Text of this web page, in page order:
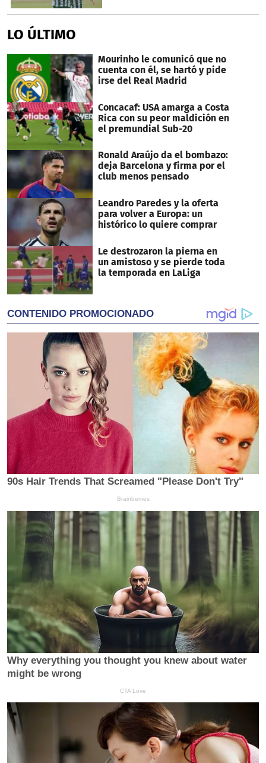
LO ÚLTIMO
Mourinho le comunicó que no
cuenta con él, se hartó y pide
irse del Real Madrid
Concacaf: USA amarga a Costa
Rica con su peor maldición en
el premundial Sub-20
Ronald Araújo da el bombazo:
deja Barcelona y firma por el
club menos pensado
Leandro Paredes y la oferta
para volver a Europa: un
histórico lo quiere comprar
Le destrozaron la pierna en
un amistoso y se pierde toda
la temporada en LaLiga